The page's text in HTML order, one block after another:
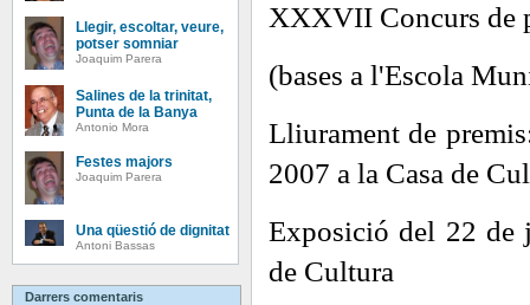
Llegir, escoltar, veure,
potser somniar
Joaquim Parera
Salines de la trinitat,
Punta de la Banya
Antonio Mora
Festes majors
Joaquim Parera
Una qüestió de dignitat
Antoni Bassas
Darrers comentaris
XXXVII Concurs de
(bases a l'Escola
Lliurament de
2007 a la Casa de
Exposició del 22
de Cultura